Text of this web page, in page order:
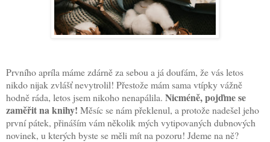
Prvního apríla máme zdárně za sebou a já doufám, že vás letos
nikdo nijak zvlášť nevytrolil! Přestože mám sama vtípky vážně
hodně ráda, letos jsem nikoho nenapálila. Nicméně, pojďme se
zaměřit na knihy! Měsíc se nám překlenul, a protože nadešel jeho
první pátek, přináším vám několik mých vytipovaných dubnových
novinek, u kterých byste se měli mít na pozoru! Jdeme na ně?